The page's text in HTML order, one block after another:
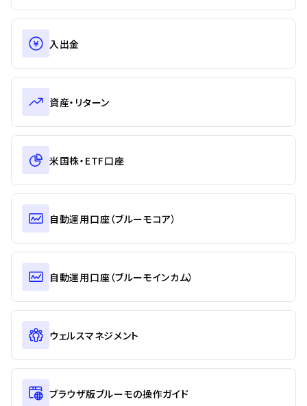
入出金
資産・リターン
米国株・ETF口座
自動運用口座（ブルーモコア）
自動運用口座（ブルーモインカム）
ウェルスマネジメント
ブラウザ版ブルーモの操作ガイド